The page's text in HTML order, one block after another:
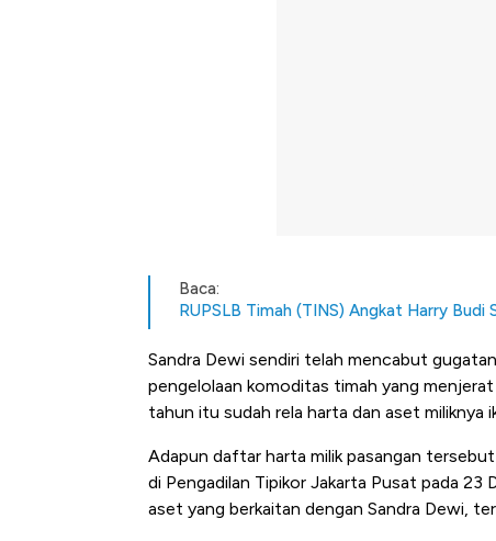
Baca:
RUPSLB Timah (TINS) Angkat Harry Budi
Sandra Dewi sendiri telah mencabut
pengelolaan komoditas timah yang
tahun itu sudah rela harta dan aset miliknya
Adapun daftar harta milik pasangan
di Pengadilan Tipikor Jakarta Pusat pada
aset yang berkaitan dengan Sandra Dewi,